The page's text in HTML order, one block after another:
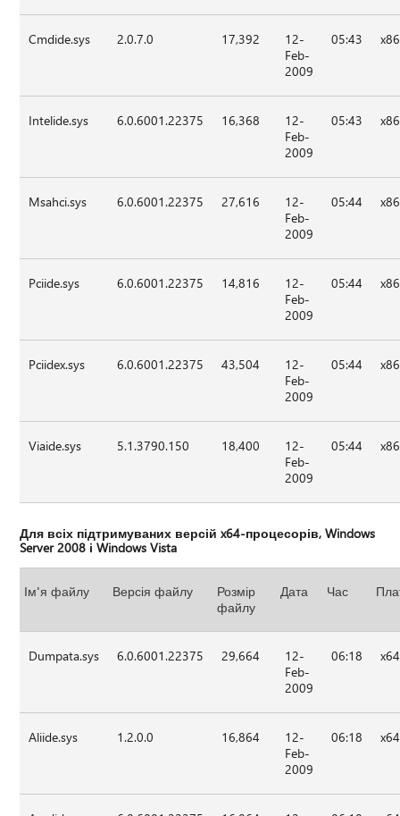
Cmdide.sys 2.0.7.0 17,392
12-
Feb-
2009
05:43 x86
Intelide.sys 6.0.6001.22375 16,368
12-
Feb-
2009
05:43 x86
Msahci.sys 6.0.6001.22375 27,616
12-
Feb-
2009
05:44 x86
Pciide.sys 6.0.6001.22375 14,816
12-
Feb-
2009
05:44 x86
Pciidex.sys 6.0.6001.22375 43,504
12-
Feb-
2009
05:44 x86
Viaide.sys 5.1.3790.150 18,400
12-
Feb-
2009
05:44 x86
Для всіх підтримуваних версій x64-процесорів, Windows
Server 2008 і Windows Vista
Ім'я файлу Версія файлу
Розмір
файлу
Дата Час
Dumpata.sys 6.0.6001.22375 29,664
12-
Feb-
2009
06:18 x64
Aliide.sys 1.2.0.0 16,864
12-
Feb-
2009
06:18 x64